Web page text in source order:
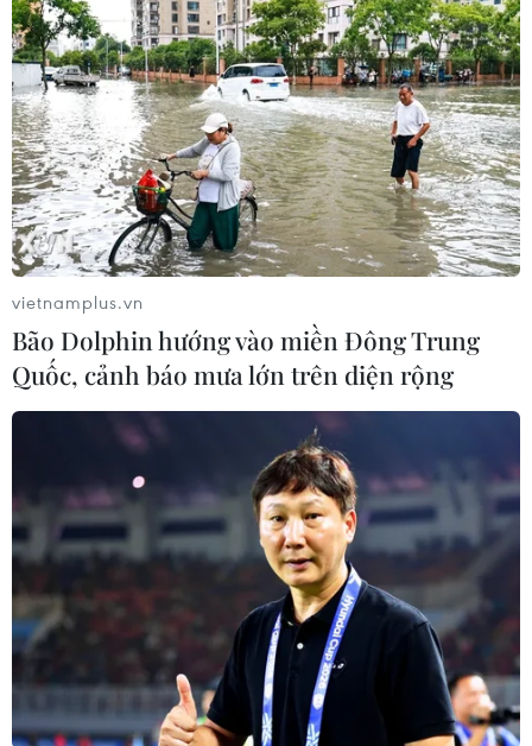
#Bảo Hiểm Xã Hội #Thẻ Bảo Hiểm Y Tế
#Mẫu Mới
#Thẻ Bảo Hiểm Y Tế Giấy
#Ứng Dụng VssID
Theo dõi VietnamPlus
TIN LIÊN QUAN
vietnamplus.vn
Bão Dolphin hướng vào miền Đông Trung
Quốc, cảnh báo mưa lớn trên diện rộng